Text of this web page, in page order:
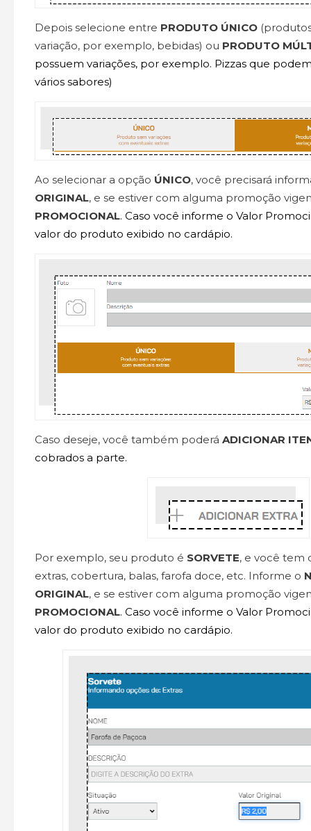
Depois selecione entre PRODUTO ÚNICO
variação, por exemplo, bebidas) ou PRODUTO
possuem variações, por exemplo. Pizzas que
vários sabores)
Ao selecionar a opção ÚNICO, você precisará
ORIGINAL, e se estiver com alguma promoção
PROMOCIONAL. Caso você informe o Valor
valor do produto exibido no cardápio.
Caso deseje, você também poderá ADICIONAR
cobrados a parte.
Por exemplo, seu produto é SORVETE, e você tem
extras, cobertura, balas, farofa doce, etc. Informe o
ORIGINAL, e se estiver com alguma promoção
PROMOCIONAL. Caso você informe o Valor
valor do produto exibido no cardápio.